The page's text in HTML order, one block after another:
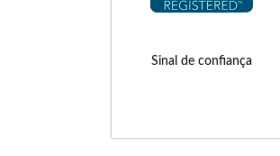
Sinal de confiança